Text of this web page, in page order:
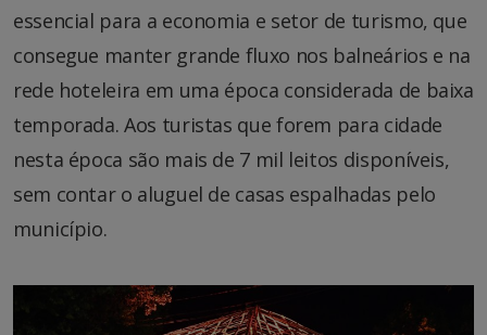
essencial para a economia e setor de turismo, que
consegue manter grande fluxo nos balneários e na
rede hoteleira em uma época considerada de baixa
temporada. Aos turistas que forem para cidade
nesta época são mais de 7 mil leitos disponíveis,
sem contar o aluguel de casas espalhadas pelo
município.